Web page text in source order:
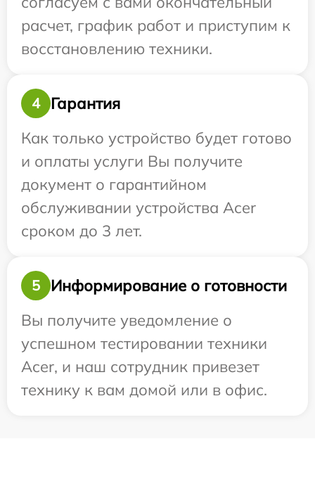
расчет, график работ и приступим к
восстановлению техники.
4
Гарантия
Как только устройство будет готово
и оплаты услуги Вы получите
документ о гарантийном
обслуживании устройства Acer
сроком до 3 лет.
5
Информирование о готовности
Вы получите уведомление о
успешном тестировании техники
Acer, и наш сотрудник привезет
технику к вам домой или в офис.